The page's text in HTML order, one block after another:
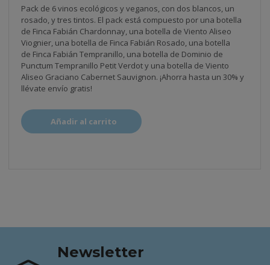
Pack de 6 vinos ecológicos y veganos, con dos blancos, un
rosado, y tres tintos. El pack está compuesto por una botella
de Finca Fabián Chardonnay, una botella de Viento Aliseo
Viognier, una botella de Finca Fabián Rosado, una botella
de Finca Fabián Tempranillo, una botella de Dominio de
Punctum Tempranillo Petit Verdot y una botella de Viento
Aliseo Graciano Cabernet Sauvignon. ¡Ahorra hasta un 30% y
llévate envío gratis!
Añadir al carrito
Newsletter